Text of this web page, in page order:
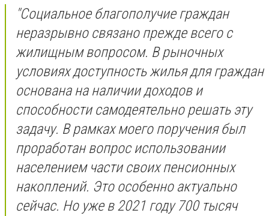
"Социальное благополучие граждан
неразрывно связано прежде всего с
жилищным вопросом. В рыночных
условиях доступность жилья для граждан
основана на наличии доходов и
способности самодеятельно решать эту
задачу. В рамках моего поручения был
проработан вопрос использовании
населением части своих пенсионных
накоплений. Это особенно актуально
сейчас. Но уже в 2021 году 700 тысяч